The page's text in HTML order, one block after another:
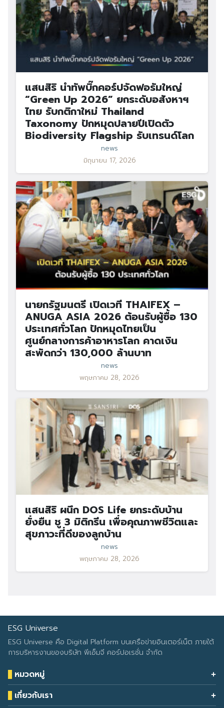
แสนสิริ นำทัพบิ๊กคอร์ปจัดฟอรัมใหญ่
“Green Up 2026” ยกระดับอสังหาฯ
ไทย รับกติกาใหม่ Thailand
Taxonomy ปักหมุดปลายปีเปิดตัว
Biodiversity Flagship รับเทรนด์โลก
news
มิถุนายน 17, 2026
นายกรัฐมนตรี เปิดเวที THAIFEX –
ANUGA ASIA 2026 ต้อนรับผู้ซื้อ 130
ประเทศทั่วโลก ปักหมุดไทยเป็น
ศูนย์กลางการค้าอาหารโลก คาดเงิน
สะพัดกว่า 130,000 ล้านบาท
news
พฤษภาคม 28, 2026
แสนสิริ ผนึก DOS Life ยกระดับบ้าน
ยั่งยืน ชู 3 มิติกรีน เพื่อคุณภาพชีวิตและ
สุขภาวะที่ดีของลูกบ้าน
news
พฤษภาคม 28, 2026
ESG Universe
ESG Universe คือ Digital Platform บนเครือข่ายอินเตอร์เน็ต ภายใต้
การบริหารงานของบริษัท พีเอ็มจี คอร์ปอเรชั่น จำกัด
หมวดหมู่
Health & Wellness
Eco Icon
เกี่ยวกับเรา